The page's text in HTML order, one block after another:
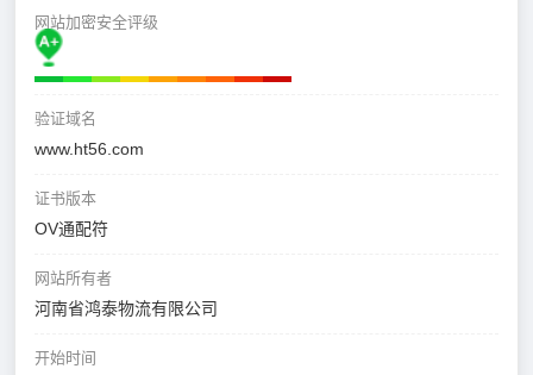
网站加密安全评级
验证域名
www.ht56.com
证书版本
OV通配符
网站所有者
河南省鸿泰物流有限公司
开始时间